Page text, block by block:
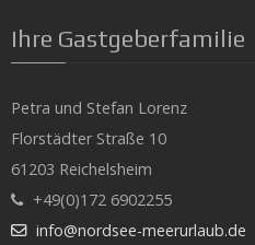
Ihre Gastgeberfamilie
Petra und Stefan Lorenz
Florstädter Straße 10
61203 Reichelsheim
+49(0)172 6902255
info@nordsee-meerurlaub.de